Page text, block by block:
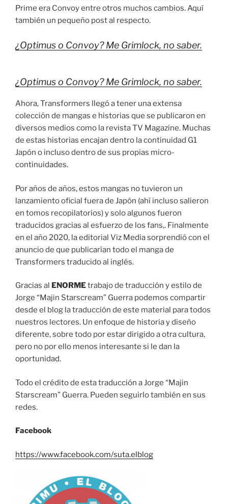
Prime era Convoy entre otros muchos cambios. Aquí
también un pequeño post al respecto.
¿Optimus o Convoy? Me Grimlock, no saber.
¿Optimus o Convoy? Me Grimlock, no saber.
Ahora, Transformers llegó a tener una extensa
colección de mangas e historias que se publicaron en
diversos medios como la revista TV Magazine. Muchas
de estas historias encajan dentro la continuidad G1
Japón o incluso dentro de sus propias micro-
continuidades.
Por años de años, estos mangas no tuvieron un
lanzamiento oficial fuera de Japón (ahí incluso salieron
en tomos recopilatorios) y solo algunos fueron
traducidos gracias al esfuerzo de los fans,. Finalmente
en el año 2020, la editorial Viz Media sorprendió con el
anuncio de que publicarían todo el manga de
Transformers traducido al inglés.
Gracias al ENORMEtrabajo de traducción y estilo de
Jorge “Majin Starscream” Guerra podemos compartir
desde el blog la traducción de este material para todos
nuestros lectores. Un enfoque de historia y diseño
diferente, sobre todo por estar dirigido a otra cultura,
pero no por ello menos interesante si le dan la
oportunidad.
Todo el crédito de esta traducción a Jorge “Majin
Starscream” Guerra. Pueden seguirlo también en sus
redes.
Facebook
https://www.facebook.com/suta.elblog